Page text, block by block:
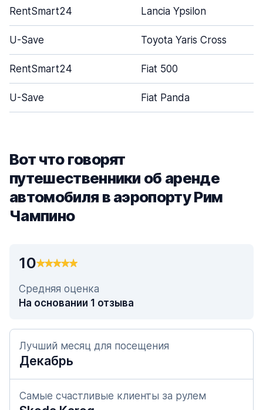
RentSmart24 Lancia Ypsilon
U-Save Toyota Yaris Cross
RentSmart24 Fiat 500
U-Save Fiat Panda
Вот что говорят
путешественники об аренде
автомобиля в аэропорту Рим
Чампино
10
Средняя оценка
На основании 1 отзыва
Лучший месяц для посещения
Декабрь
Самые счастливые клиенты за рулем